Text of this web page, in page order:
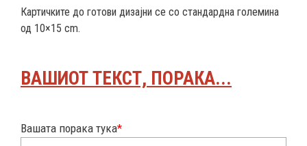
Картичките до готови дизајни се со стандардна големина
од 10×15 cm.
ВАШИОТ ТЕКСТ, ПОРАКА...
Вашата порака тука*